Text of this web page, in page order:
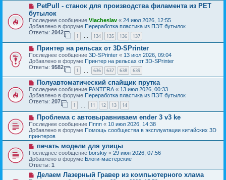
щ
е
н
и
е
с
о
о
б
щ
е
и
е
Н
в
о
е
с
о
б
щ
е
н
и
PetPull - cтанок для производства филамента из PET
бутылок
Последнее сообщение Viacheslav « 24 июл 2026, 12:55
Добавлено в форуме Переработка пластика из ПЭТ бутылок
Ответы: 2042
1 … 134 135 136 137
Н
о
в
о
е
с
о
б
щ
н
и
е
Принтер на рельсах от 3D-SPrinter
Последнее сообщение 3D-SPrinter « 13 июл 2026, 09:04
Добавлено в форуме Принтер на рельсах от 3D-SPrinter
Ответы: 9582
1 636 637 638 639
Н
о
в
о
с
о
б
щ
е
н
и
е
Полуавтоматический спайщик прутка
Последнее сообщение PANTERA« 13 июл 2026, 00:33
Добавлено в форуме Переработка пластика из ПЭТ бутылок
Ответы: 207
1 11 12 13 14
Н
о
в
о
е
с
о
о
б
щ
е
Проблема с автовыравниваем ender 3 v3 ke
Последнее сообщение Пппп « 10 июл 2026, 14:38
Добавлено в форуме Помощь сообщества в эксплуатации китайских 3D
принтеров
Н
о
в
о
е
с
печать модели для улицы
Последнее сообщение borskiy « 29 июн 2026, 07:56
Добавлено в форуме Блоги-мастерские
Ответы: 1
Н
Делаем Лазерный Гравер из компьютерного хлама